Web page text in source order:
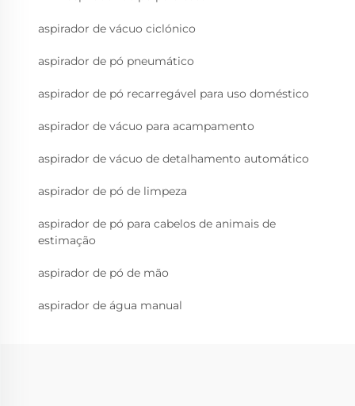
aspirador de vácuo ciclónico
aspirador de pó pneumático
aspirador de pó recarregável para uso doméstico
aspirador de vácuo para acampamento
aspirador de vácuo de detalhamento automático
aspirador de pó de limpeza
aspirador de pó para cabelos de animais de
estimação
aspirador de pó de mão
aspirador de água manual